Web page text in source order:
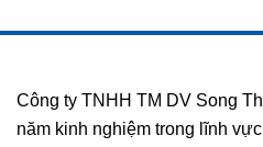
Công ty TNHH TM DV Song
năm kinh nghiệm trong lĩnh